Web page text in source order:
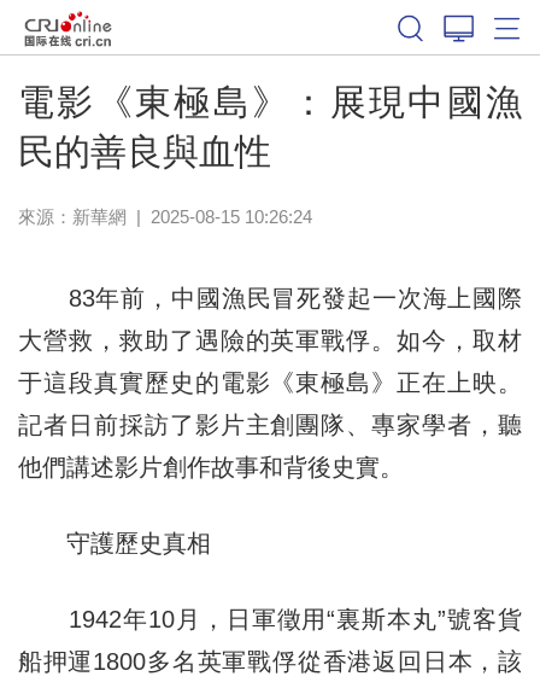
電影《東極島》：展現中國漁
民的善良與血性
來源： 新華網 | 2025-08-15 10:26:24
83年前，中國漁民冒死發起一次海上國際
大營救，救助了遇險的英軍戰俘。如今，取材
于這段真實歷史的電影《東極島》正在上映。
記者日前採訪了影片主創團隊、專家學者，聽
他們講述影片創作故事和背後史實。
守護歷史真相
1942年10月，日軍徵用“裏斯本丸”號客貨
船押運1800多名英軍戰俘從香港返回日本，該